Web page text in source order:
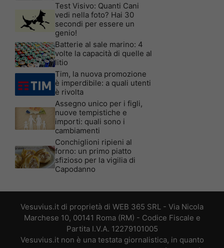
Test Visivo: Quanti Cani
vedi nella foto? Hai 30
secondi per essere un
genio!
Batterie al sale marino: 4
volte la capacità di quelle al
litio
Tim, la nuova promozione
è imperdibile: a quali utenti
è rivolta
Assegno unico per i figli,
nuove tempistiche e
importi: quali sono i
cambiamenti
Conchiglioni ripieni al
forno: un primo piatto
sfizioso per la vigilia di
Capodanno
Vesuvius.it di proprietà di WEB 365 SRL - Via Nicola
Marchese 10, 00141 Roma (RM) - Codice Fiscale e
Partita I.V.A. 12279101005
Vesuvius.it non è una testata giornalistica, in quanto